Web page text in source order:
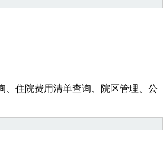
、住院费用清单查询、院区管理、公